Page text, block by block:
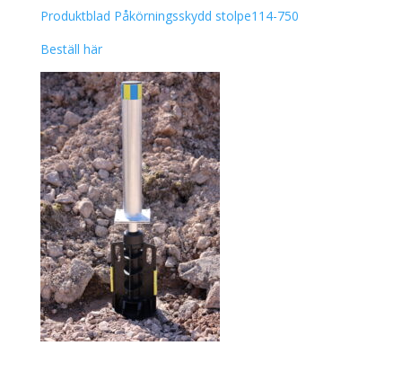
Produktblad Påkörningsskydd stolpe114-750
Beställ här